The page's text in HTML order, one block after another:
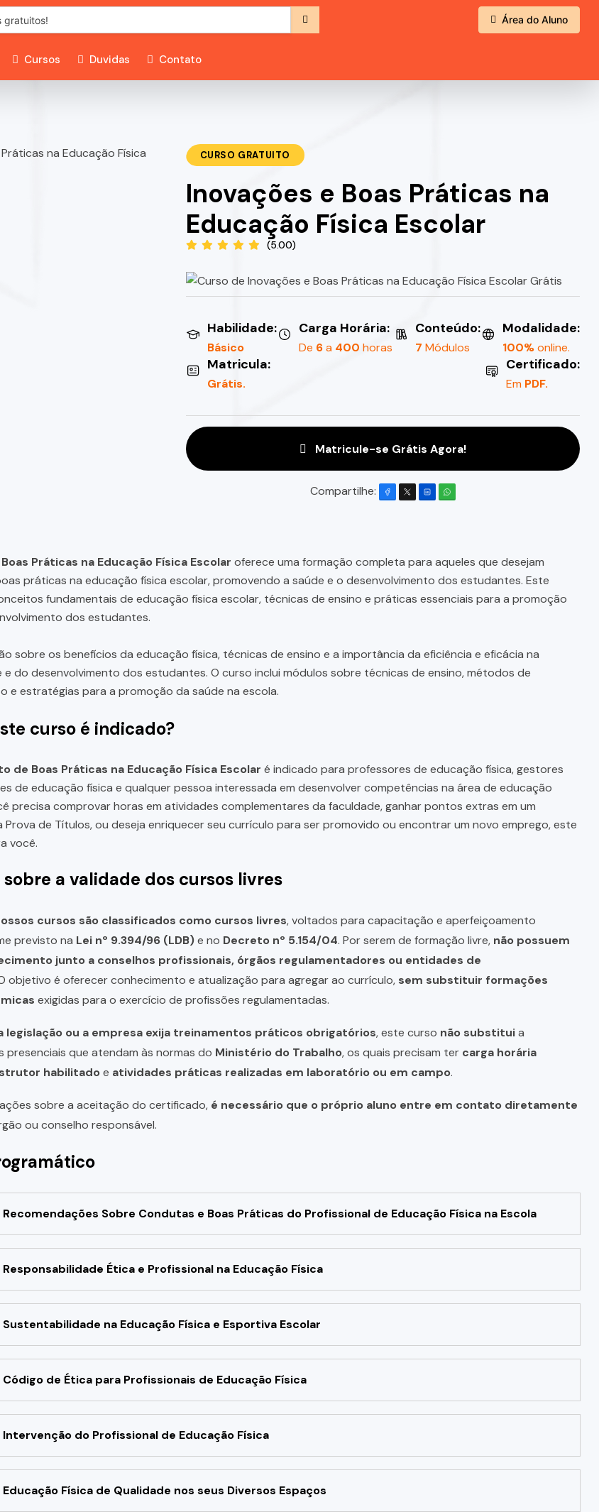
Área do Aluno
Cursos Duvidas Contato
CURSO GRATUITO
Inovações e Boas Práticas na
Educação Física Escolar
(5.00)
Habilidade:
Básico
Carga Horária:
De 6a 400 horas
Conteúdo:
7 Módulos
Modalidade:
100%online.
Matricula:
Grátis.
Certificado:
Em PDF.
Matricule-se Grátis Agora!
Compartilhe:
Práticas na Educação Física Escolar oferece uma formação completa para aqueles que desejam
práticas na educação física escolar, promovendo a saúde e o desenvolvimento dos estudantes. Este
fundamentais de educação física escolar, técnicas de ensino e práticas essenciais para a promoção
dos estudantes.
sobre os benefícios da educação física, técnicas de ensino e a importância da eficiência e eficácia na
do desenvolvimento dos estudantes. O curso inclui módulos sobre técnicas de ensino, métodos de
e estratégias para a promoção da saúde na escola.
curso é indicado?
de Boas Práticas na Educação Física Escolar é indicado para professores de educação física, gestores
de educação física e qualquer pessoa interessada em desenvolver competências na área de educação
precisa comprovar horas em atividades complementares da faculdade, ganhar pontos extras em um
de Títulos, ou deseja enriquecer seu currículo para ser promovido ou encontrar um novo emprego, este
você.
a validade dos cursos livres
cursos são classificados como cursos livres, voltados para capacitação e aperfeiçoamento
previsto na Lei nº 9.394/96 (LDB)e no Decreto nº 5.154/04. Por serem de formação livre, não possuem
junto a conselhos profissionais, órgãos regulamentadores ou entidades de
objetivo é oferecer conhecimento e atualização para agregar ao currículo, sem substituir formações
exigidas para o exercício de profissões regulamentadas.
legislação ou a empresa exija treinamentos práticos obrigatórios, este curso não substituia
presenciais que atendam às normas do Ministério do Trabalho, os quais precisam ter carga horária
habilitadoe atividades práticas realizadas em laboratório ou em campo.
sobre a aceitação do certificado, é necessário que o próprio aluno entre em contato diretamente
ou conselho responsável.
Recomendações Sobre Condutas e Boas Práticas do Profissional de Educação Física na Escola
Responsabilidade Ética e Profissional na Educação Física
Sustentabilidade na Educação Física e Esportiva Escolar
Código de Ética para Profissionais de Educação Física
Intervenção do Profissional de Educação Física
Educação Física de Qualidade nos seus Diversos Espaços